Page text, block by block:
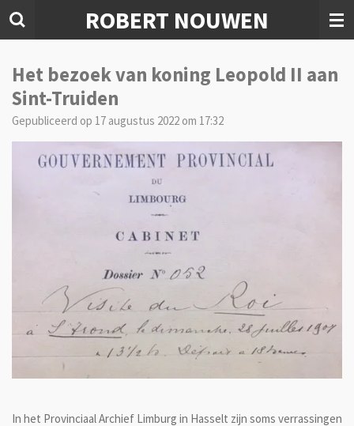
Ga
de
hoofdinhoud
ROBERT NOUWEN
Het bezoek van koning Leopold II aan
Sint-Truiden
Gepubliceerd op 17 augustus 2022 om 17:32
In het Provinciaal Archief Limburg in Hasselt zijn soms verrassingen